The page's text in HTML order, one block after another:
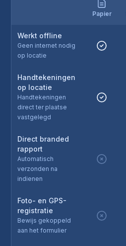
Papier
Werkt offline
Geen internet nodig
op locatie
Handtekeningen
op locatie
Handtekeningen
direct ter plaatse
vastgelegd
Direct branded
rapport
Automatisch
verzonden na
indienen
Foto- en GPS-
registratie
Bewijs gekoppeld
aan het formulier